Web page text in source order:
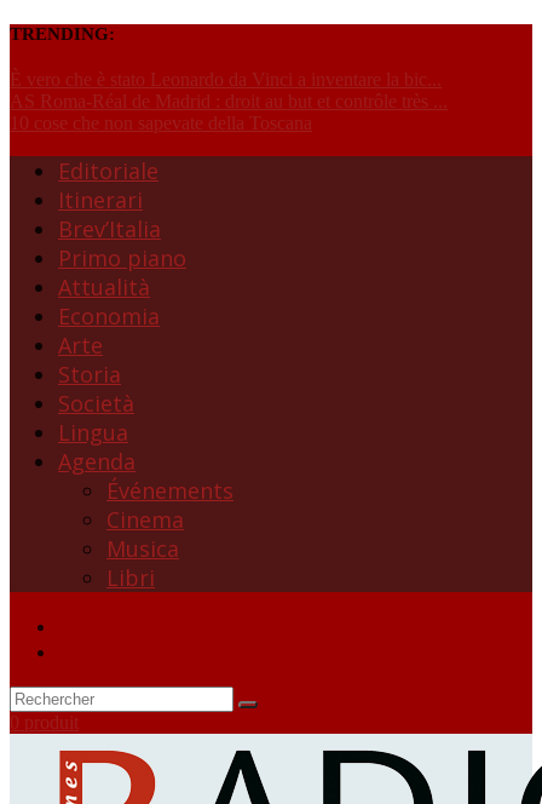
TRENDING:
È vero che è stato Leonardo da Vinci a inventare la bic...
AS Roma-Réal de Madrid : droit au but et contrôle très ...
10 cose che non sapevate della Toscana
Editoriale
Itinerari
Brev’Italia
Primo piano
Attualità
Economia
Arte
Storia
Società
Lingua
Agenda
Événements
Cinema
Musica
Libri
0 produit